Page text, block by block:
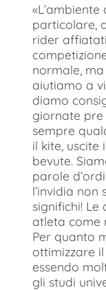
particolare,
rider affiatati
normale,
aiutiamo a
diamo
giornate
sempre
il kite, uscite
bevute.
parole
l’invidia
significhi!
atleta come
Per quanto
ottimizzare
essendo
gli studi